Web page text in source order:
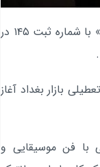
، ثبت ملی «موسیقی آیینی تاسوعا و عاشورای قم» با شماره ثبت ۱۴۵ در
بازار بغداد آغاز
با فن موسیقایی و